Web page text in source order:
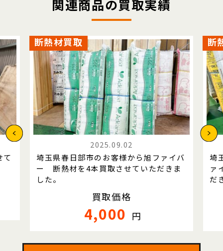
関連商品の買取実績
て
断熱材買取
2025.09.02
埼玉県春日部市のお客様から旭ファイバ
ー 断熱材を4本買取させていただきま
した。
買取価格
4,000 円
断
埼
ァ
だ